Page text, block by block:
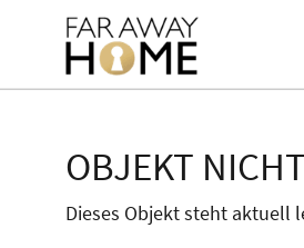
OBJEKT
Dieses Objekt steht aktuell